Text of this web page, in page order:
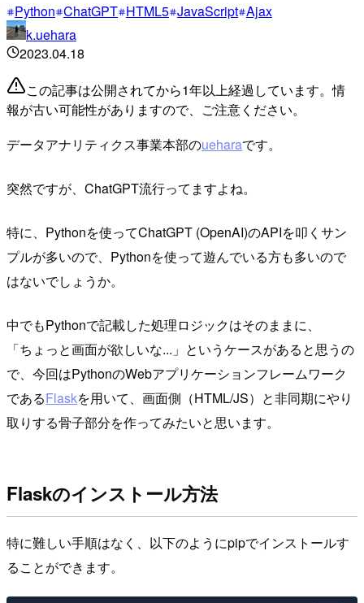
Python ChatGPT HTML5 JavaScript Ajax
k.uehara
2023.04.18
この記事は公開されてから1年以上経過しています。情
報が古い可能性がありますので、ご注意ください。
データアナリティクス事業本部のueharaです。
突然ですが、ChatGPT流行ってますよね。
特に、Pythonを使ってChatGPT (OpenAI)のAPIを叩くサン
プルが多いので、Pythonを使って遊んでいる方も多いので
はないでしょうか。
中でもPythonで記載した処理ロジックはそのままに、
「ちょっと画面が欲しいな...」というケースがあると思うの
で、今回はPythonのWebアプリケーションフレームワーク
であるFlaskを用いて、画面側（HTML/JS）と非同期にやり
取りする骨子部分を作ってみたいと思います。
Flaskのインストール方法
特に難しい手順はなく、以下のようにpipでインストールす
ることができます。